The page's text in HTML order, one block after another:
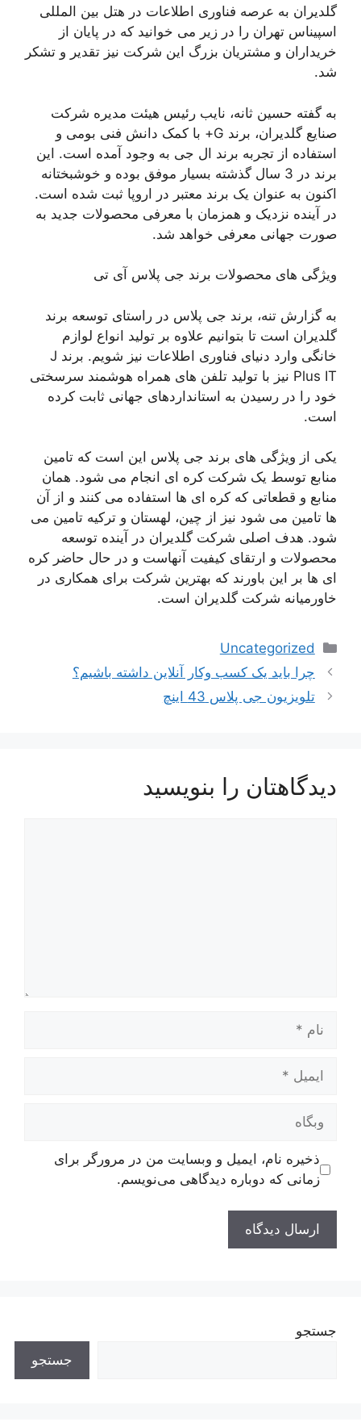
گلدیران به عرصه فناوری اطلاعات در هتل بین المللی
اسپیناس تهران را در زیر می خوانید که در پایان از
خریداران و مشتریان بزرگ این شرکت نیز تقدیر و تشکر
شد.
به گفته حسین ثانه، نایب رئیس هیئت مدیره شرکت
صنایع گلدیران، برند G+ با کمک دانش فنی بومی و
استفاده از تجربه برند ال جی به وجود آمده است. این
برند در 3 سال گذشته بسیار موفق بوده و خوشبختانه
اکنون به عنوان یک برند معتبر در اروپا ثبت شده است.
در آینده نزدیک و همزمان با معرفی محصولات جدید به
صورت جهانی معرفی خواهد شد.
ویژگی های محصولات برند جی پلاس آی تی
به گزارش تنه، برند جی پلاس در راستای توسعه برند
گلدیران است تا بتوانیم علاوه بر تولید انواع لوازم
خانگی وارد دنیای فناوری اطلاعات نیز شویم. برند J
Plus IT نیز با تولید تلفن های همراه هوشمند سرسختی
خود را در رسیدن به استانداردهای جهانی ثابت کرده
است.
یکی از ویژگی های برند جی پلاس این است که تامین
منابع توسط یک شرکت کره ای انجام می شود. همان
منابع و قطعاتی که کره ای ها استفاده می کنند و از آن
ها تامین می شود نیز از چین، لهستان و ترکیه تامین می
شود. هدف اصلی شرکت گلدیران در آینده توسعه
محصولات و ارتقای کیفیت آنهاست و در حال حاضر کره
ای ها بر این باورند که بهترین شرکت برای همکاری در
خاورمیانه شرکت گلدیران است.
دسته‌ها
Uncategorized
ناوبری
نوشته‌ها
چرا باید یک کسب وکار آنلاین داشته باشیم؟
تلویزیون جی پلاس 43 اینچ
دیدگاهتان را بنویسید
ایمیل
وبگاه
ذخیره نام، ایمیل و وبسایت من در مرورگر برای
زمانی که دوباره دیدگاهی می‌نویسم.
جستجو
جستجو